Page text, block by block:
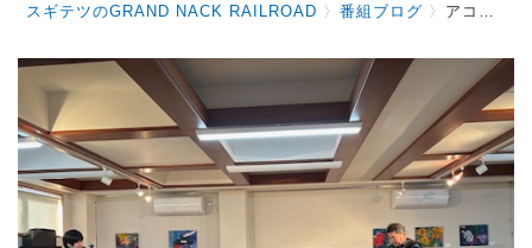
スギテツのGRAND NACK RAILROAD 〉番組ブログ 〉 アコーディオンと共演 & 岩倉高校 Part 1